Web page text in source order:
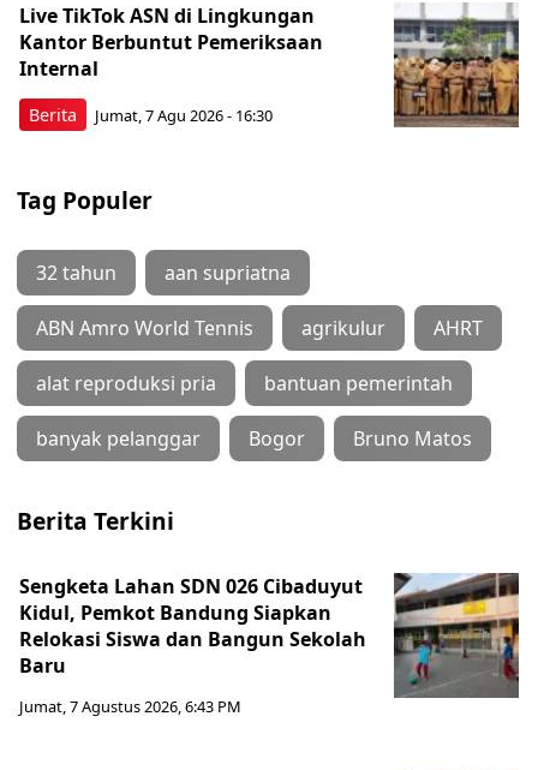
Berita
Live TikTok ASN di Lingkungan
Kantor Berbuntut Pemeriksaan
Internal
Jumat, 7 Agu 2026 - 16:30
Tag Populer
32 tahun aan supriatna
ABN Amro World Tennis agrikulur AHRT
alat reproduksi pria bantuan pemerintah
banyak pelanggar Bogor Bruno Matos
Berita Terkini
Sengketa Lahan SDN 026 Cibaduyut
Kidul, Pemkot Bandung Siapkan
Relokasi Siswa dan Bangun Sekolah
Baru
Jumat, 7 Agustus 2026, 6:43 PM